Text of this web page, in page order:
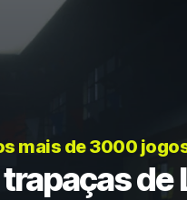
mais de 3000
de